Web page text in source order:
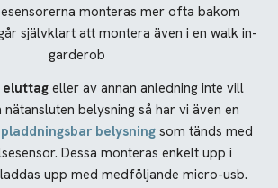
monteras mer ofta bakom
självklart att montera även i en walk in-
garderob
eluttageller av annan anledning inte vill
belysning så har vi även en
belysning som tänds med
Dessa monteras enkelt upp i
upp med medföljande micro-usb.